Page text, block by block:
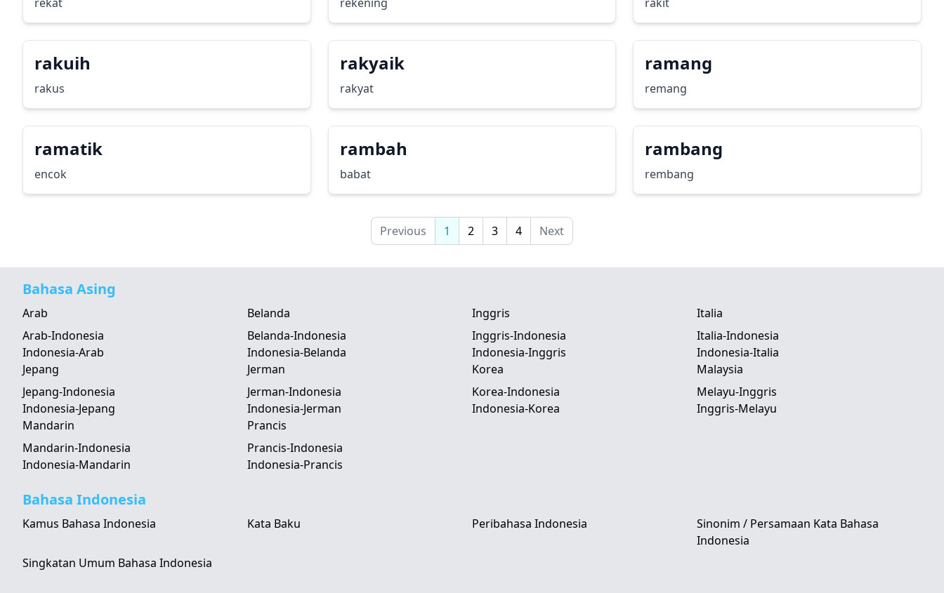
rakuih
rakus
rakyaik
rakyat
ramang
remang
ramatik
encok
rambah
babat
rambang
rembang
Previous 1 2 3 4 Next
Bahasa Asing
Arab
Arab-Indonesia
Indonesia-Arab
Belanda
Belanda-Indonesia
Indonesia-Belanda
Inggris
Inggris-Indonesia
Indonesia-Inggris
Italia
Italia-Indonesia
Indonesia-Italia
Jepang
Jepang-Indonesia
Indonesia-Jepang
Jerman
Jerman-Indonesia
Indonesia-Jerman
Korea
Korea-Indonesia
Indonesia-Korea
Malaysia
Melayu-Inggris
Inggris-Melayu
Mandarin
Mandarin-Indonesia
Indonesia-Mandarin
Prancis
Prancis-Indonesia
Indonesia-Prancis
Bahasa Indonesia
Kamus Bahasa Indonesia Kata Baku Peribahasa Indonesia
Sinonim / Persamaan Kata Bahasa
Indonesia
Singkatan Umum Bahasa Indonesia